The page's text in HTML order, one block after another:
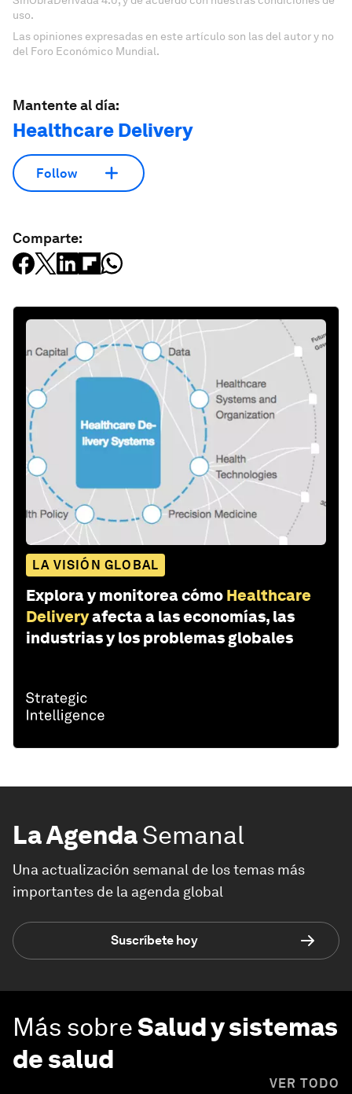
uso.
Las opiniones expresadas en este artículo son las del autor y no
del Foro Económico Mundial.
Mantente al día:
Healthcare Delivery
Follow
Comparte:
LA VISIÓN GLOBAL
Explora y monitorea cómo Healthcare
Deliveryafecta a las economías, las
industrias y los problemas globales
La AgendaSemanal
Una actualización semanal de los temas más
importantes de la agenda global
Suscríbete hoy
Más sobreSalud y sistemas
de salud
VER TODO